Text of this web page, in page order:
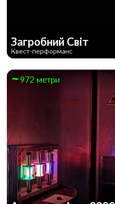
Загробний Світ
Квест-перформанс
972 метри